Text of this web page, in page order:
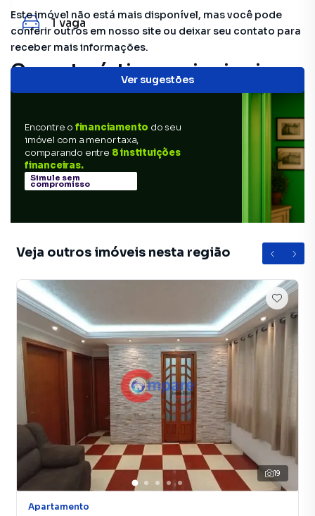
Este imóvel não está mais disponível, mas você pode
conferir outros em nosso site ou deixar seu contato para
receber mais informações.
Ver sugestões
1vaga
Características principais
Encontre o financiamento do seu
imóvel com a menor taxa,
comparando entre 8 instituições
financeiras.
Simule sem
compromisso
Veja outros imóveis nesta região
19
Apartamento